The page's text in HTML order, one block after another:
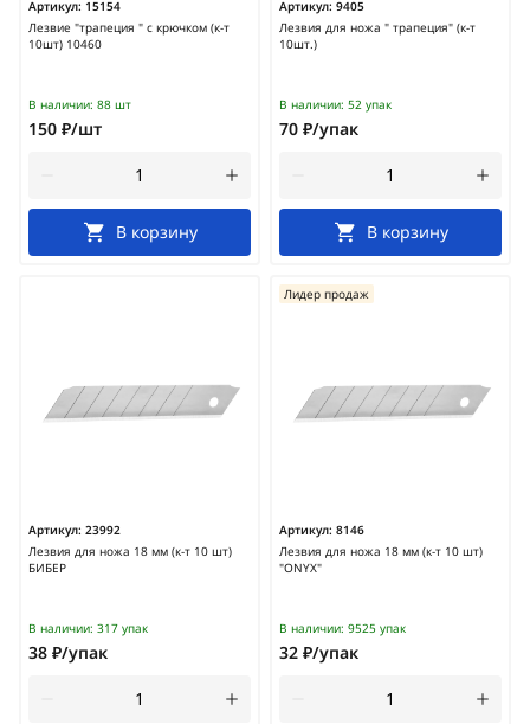
Артикул: 15154
Лезвие "трапеция " с крючком (к-т
10шт) 10460
В наличии: 88 шт
150 ₽/шт
В корзину
Артикул: 9405
Лезвия для ножа " трапеция" (к-т
10шт.)
В наличии: 52 упак
70 ₽/упак
В корзину
Артикул: 23992
Лезвия для ножа 18 мм (к-т 10 шт)
БИБЕР
В наличии: 317 упак
38 ₽/упак
Артикул: 8146
Лезвия для ножа 18 мм (к-т 10 шт)
"ONYX"
Лидер продаж
В наличии: 9525 упак
32 ₽/упак